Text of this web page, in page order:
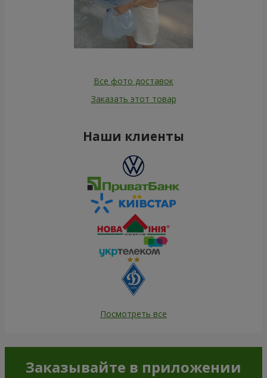
Все фото доставок
Заказать этот товар
Наши клиенты
Посмотреть все
Заказывайте в приложении